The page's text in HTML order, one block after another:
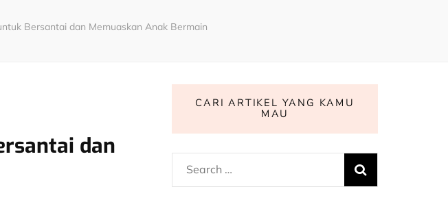
Bersantai dan Memuaskan Anak Bermain
dan
CARI ARTIKEL YANG KAMU
MAU
Search
for: